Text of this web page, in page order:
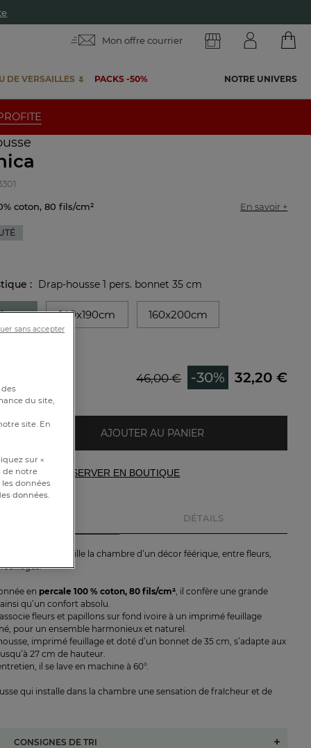
Mon offre courrier
DE VERSAILLES 🌷 PACKS -50% NOTRE UNIVERS
coton, 80 fils/cm² En savoir +
: Drap-housse 1 pers. bonnet 35 cm
140x190cm 160x200cm
46,00 € -30% 32,20 €
AJOUTER AU PANIER
RÉSERVER EN BOUTIQUE
DÉTAILS
habille la chambre d’un décor féérique, entre fleurs,
en percale 100 % coton, 80 fils/cm², il confère une grande
qu’un confort absolu.
fleurs et papillons sur fond ivoire à un imprimé feuillage
pour un ensemble harmonieux et naturel.
imprimé feuillage et doté d’un bonnet de 35 cm, s’adapte aux
27 cm de hauteur.
il se lave en machine à 60°.
qui installe dans la chambre une sensation de fraîcheur et de
CONSIGNES DE TRI
du site,
site. En
sur «
de notre
les données
données.
sans accepter